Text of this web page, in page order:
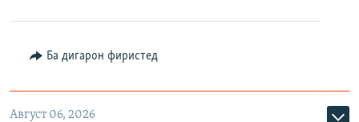
Ба дигарон фиристед
Август 06, 2026